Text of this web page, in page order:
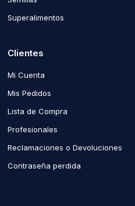
Superalimentos
Clientes
Mi Cuenta
Mis Pedidos
Lista de Compra
Profesionales
Reclamaciones o Devoluciones
Contraseña perdida